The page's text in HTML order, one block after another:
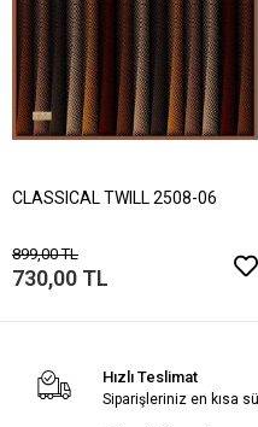
CLASSICAL TWILL 2508-06
899,00 TL
730,00 TL
Hızlı Teslimat
Siparişleriniz en kısa